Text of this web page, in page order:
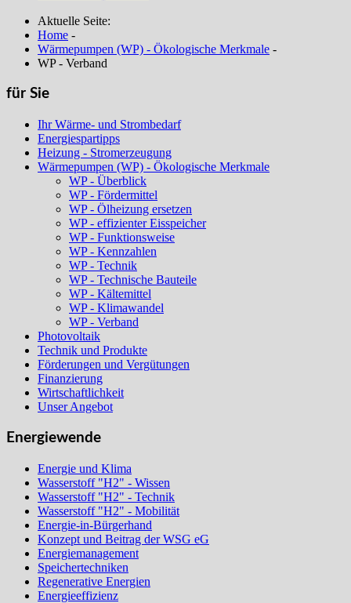
Aktuelle Seite:
Home -
Wärmepumpen (WP) - Ökologische Merkmale -
WP - Verband
für Sie
Ihr Wärme- und Strombedarf
Energiespartipps
Heizung - Stromerzeugung
Wärmepumpen (WP) - Ökologische Merkmale
WP - Überblick
WP - Fördermittel
WP - Ölheizung ersetzen
WP - effizienter Eisspeicher
WP - Funktionsweise
WP - Kennzahlen
WP - Technik
WP - Technische Bauteile
WP - Kältemittel
WP - Klimawandel
WP - Verband
Photovoltaik
Technik und Produkte
Förderungen und Vergütungen
Finanzierung
Wirtschaftlichkeit
Unser Angebot
Energiewende
Energie und Klima
Wasserstoff "H2" - Wissen
Wasserstoff "H2" - Technik
Wasserstoff "H2" - Mobilität
Energie-in-Bürgerhand
Konzept und Beitrag der WSG eG
Energiemanagement
Speichertechniken
Regenerative Energien
Energieeffizienz